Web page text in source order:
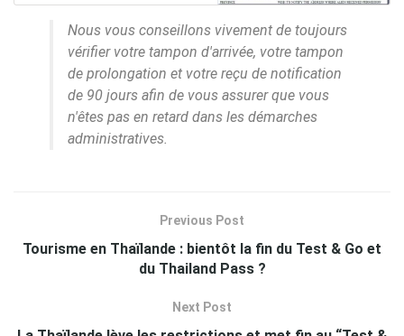
se présenter à l’immigration. Cette
disposition est prévue par l’article
37 de Code de l’immigration de
Thaïlande. Les propriétaires de la
maison dans laquelle ces étrangers
résident, quant à eux, ont…
Nous vous conseillons vivement de toujours
vérifier votre tampon d'arrivée, votre tampon
de prolongation et votre reçu de notification
de 90 jours afin de vous assurer que vous
n'êtes pas en retard dans les démarches
administratives.
Previous Post
Tourisme en Thaïlande : bientôt la fin du Test & Go et
du Thailand Pass ?
Next Post